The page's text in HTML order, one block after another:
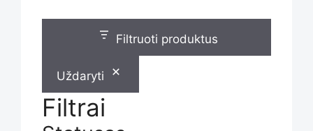
Filtruoti produktus
Uždaryti
Filtrai